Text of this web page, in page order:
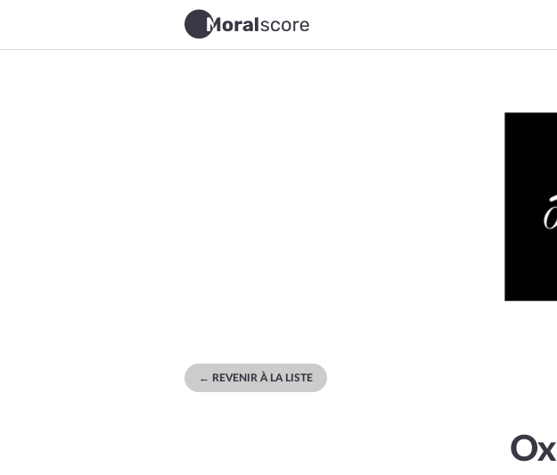
← REVENIR À LA LISTE